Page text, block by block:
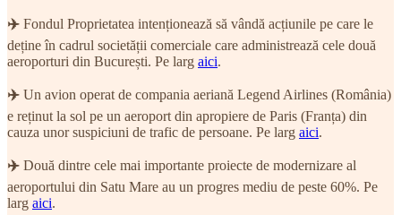
✈️ Fondul Proprietatea intenționează să vândă acțiunile pe care le
deține în cadrul societății comerciale care administrează cele două
aeroporturi din București. Pe larg aici.
✈️ Un avion operat de compania aeriană Legend Airlines (România)
e reținut la sol pe un aeroport din apropiere de Paris (Franța) din
cauza unor suspiciuni de trafic de persoane. Pe larg aici.
✈️ Două dintre cele mai importante proiecte de modernizare al
aeroportului din Satu Mare au un progres mediu de peste 60%. Pe
larg aici.